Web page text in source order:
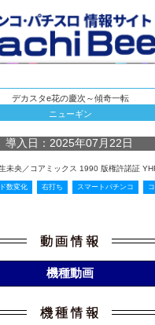
デカスタe花の慶次～傾奇一転
ニューギン
導入日：2025年07月22日
未央／コアミックス 1990 版権許諾証
数変化 右打ち スマートパチンコ
機種動画